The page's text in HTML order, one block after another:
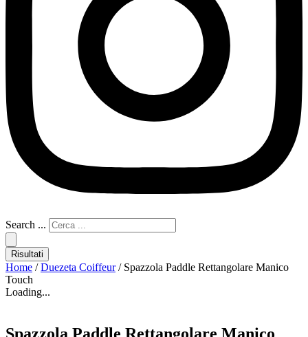
Search ...
Risultati
Home /Duezeta Coiffeur/ Spazzola Paddle Rettangolare Manico
Touch
Loading...